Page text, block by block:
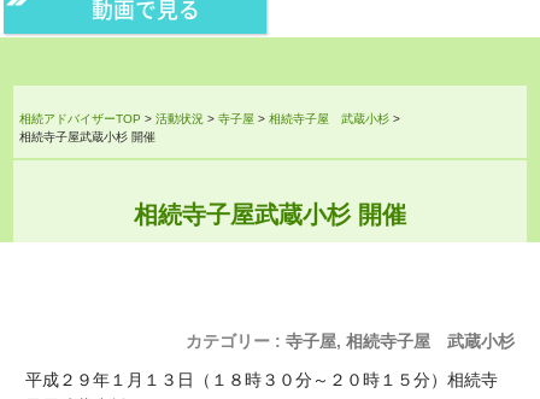
動画で見る
相続アドバイザーTOP >活動状況 >寺子屋 >相続寺子屋 武蔵小杉 >
相続寺子屋武蔵小杉 開催
相続寺子屋武蔵小杉 開催
カテゴリー : 寺子屋, 相続寺子屋 武蔵小杉
平成２９年１月１３日（１８時３０分～２０時１５分）相続寺